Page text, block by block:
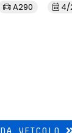
A290
4/